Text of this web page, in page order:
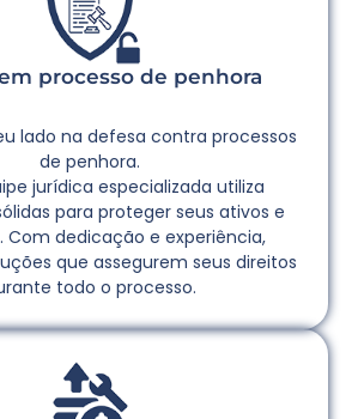
processo de penhora
lado na defesa contra processos
de penhora.
jurídica especializada utiliza
para proteger seus ativos e
Com dedicação e experiência,
que assegurem seus direitos
todo o processo.